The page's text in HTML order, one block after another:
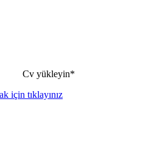
Cv yükleyin*
için tıklayınız